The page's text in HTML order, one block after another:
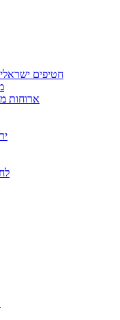
חטיפים
ארוחות